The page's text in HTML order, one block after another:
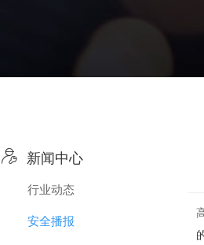
 新闻中心
行业动态
安全播报